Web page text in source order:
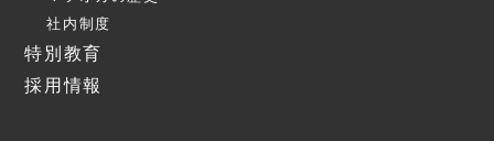
社内制度
特別教育
採用情報